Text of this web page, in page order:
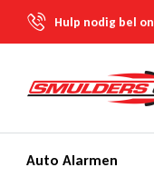
Hulp nodig bel
Auto Alarmen